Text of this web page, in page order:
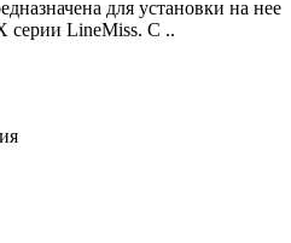
для установки на нее
серии LineMiss. С ..